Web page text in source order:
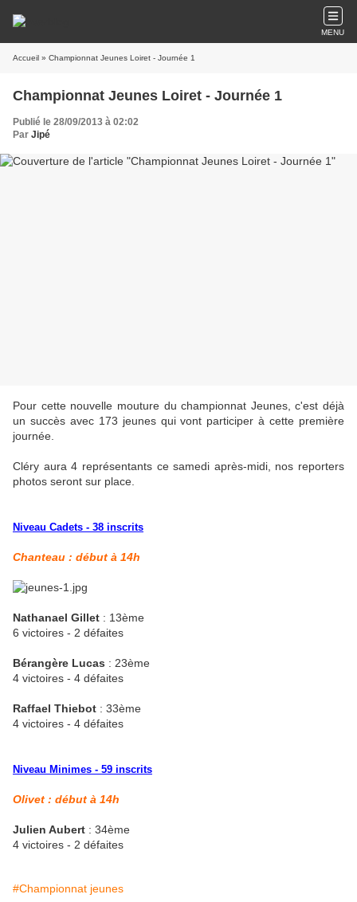
MENU
Accueil » Championnat Jeunes Loiret - Journée 1
Championnat Jeunes Loiret - Journée 1
Publié le 28/09/2013 à 02:02
Par Jipé
Pour cette nouvelle mouture du championnat Jeunes, c'est déjà
un succès avec 173 jeunes qui vont participer à cette première
journée.
Cléry aura 4 représentants ce samedi après-midi, nos reporters
photos seront sur place.
Niveau Cadets - 38 inscrits
Chanteau : début à 14h
Nathanael Gillet : 13ème
6 victoires - 2 défaites
Bérangère Lucas : 23ème
4 victoires - 4 défaites
Raffael Thiebot : 33ème
4 victoires - 4 défaites
Niveau Minimes - 59 inscrits
Olivet : début à 14h
Julien Aubert : 34ème
4 victoires - 2 défaites
#Championnat jeunes